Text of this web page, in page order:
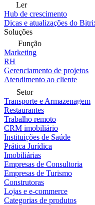
Ler
Hub de crescimento
Dicas e atualizações do
Soluções
Função
Marketing
RH
Gerenciamento de projetos
Atendimento ao cliente
Setor
Transporte e Armazenagem
Restaurantes
Trabalho remoto
CRM imobiliário
Instituições de Saúde
Prática Jurídica
Imobiliárias
Empresas de Consultoria
Empresas de Turismo
Construtoras
Lojas e e-commerce
Categorias de produtos